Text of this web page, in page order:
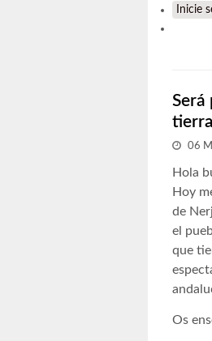
Inicie
Será
06
Hola
Hoy
de
el
que
Os